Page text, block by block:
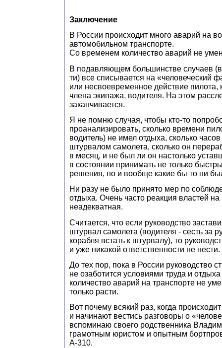
Заключение
В России происходит много аварий на
автомобильном транспорте.
Со временем количество аварий не
В подавляющем большинстве случаев (в
ти) все списывается на «человеческий
или несвоевременное действие пилота,
члена экипажа, водителя. На этом
заканчивается.
Я не помню случая, чтобы кто-то
проанализировать, сколько времени
водитель) не имел отдыха, сколько
штурвалом самолета, сколько он
в месяц, и не был ли он настолько
в состоянии принимать не только
решения, но и вообще какие бы то ни
Ни разу не было принято мер по
отдыха. Очень часто реакция властей
неадекватная.
Считается, что если руководство
штурвал самолета (водителя - сесть за
корабля встать к штурвалу), то
и уже никакой ответственности не нести.
До тех пор, пока в России руководство
не озаботится условиями труда и
количество аварий на транспорте не
только расти.
Вот почему всякий раз, когда
и начинают вестись разговоры о
вспоминаю своего родственника
грамотным юристом и опытным
А-310.